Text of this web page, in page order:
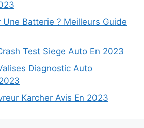
Batterie ? Meilleurs Guide
Test Siege Auto En 2023
Diagnostic Auto
Karcher Avis En 2023